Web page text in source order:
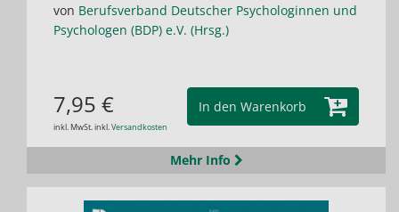
von Berufsverband Deutscher Psychologinnen und
Psychologen (BDP) e.V. (Hrsg.)
In den Warenkorb
7,95 €
inkl. MwSt. inkl.Versandkosten
Mehr Info